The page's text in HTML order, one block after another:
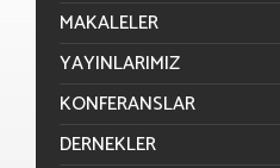
MAKALELER
YAYINLARIMIZ
KONFERANSLAR
DERNEKLER